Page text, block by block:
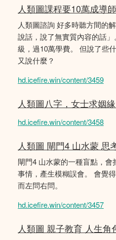
人類圖課程要10萬成導
人類圖諮詢 好多時聽方間的
說話，說了無實質內容的話
級，過10萬學費。 但說了些
又說什麼？
hd.icefire.win/content/3459
人類圖八字，女士求姻
hd.icefire.win/content/3458
人類圖 閘門4 山水蒙 思
閘門4 山水蒙的一種盲點，
事情，產生模糊誤會。 會覺
而左問右問。
hd.icefire.win/content/3457
人類圖 親子教育 人生角